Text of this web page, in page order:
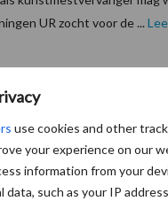
use cookies and other
your experience on our
information from your
such as your IP
UR zocht voor de ...